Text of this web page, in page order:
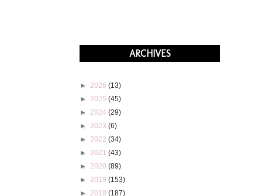
ARCHIVES
► 2026 (13)
► 2025 (45)
► 2024 (29)
► 2023 (6)
► 2022 (34)
► 2021 (43)
► 2020 (89)
► 2019 (153)
► 2018 (187)